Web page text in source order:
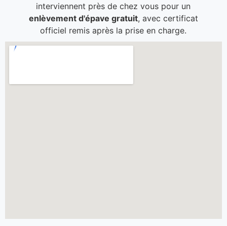
interviennent près de chez vous pour un
enlèvement d'épave gratuit, avec certificat
officiel remis après la prise en charge.